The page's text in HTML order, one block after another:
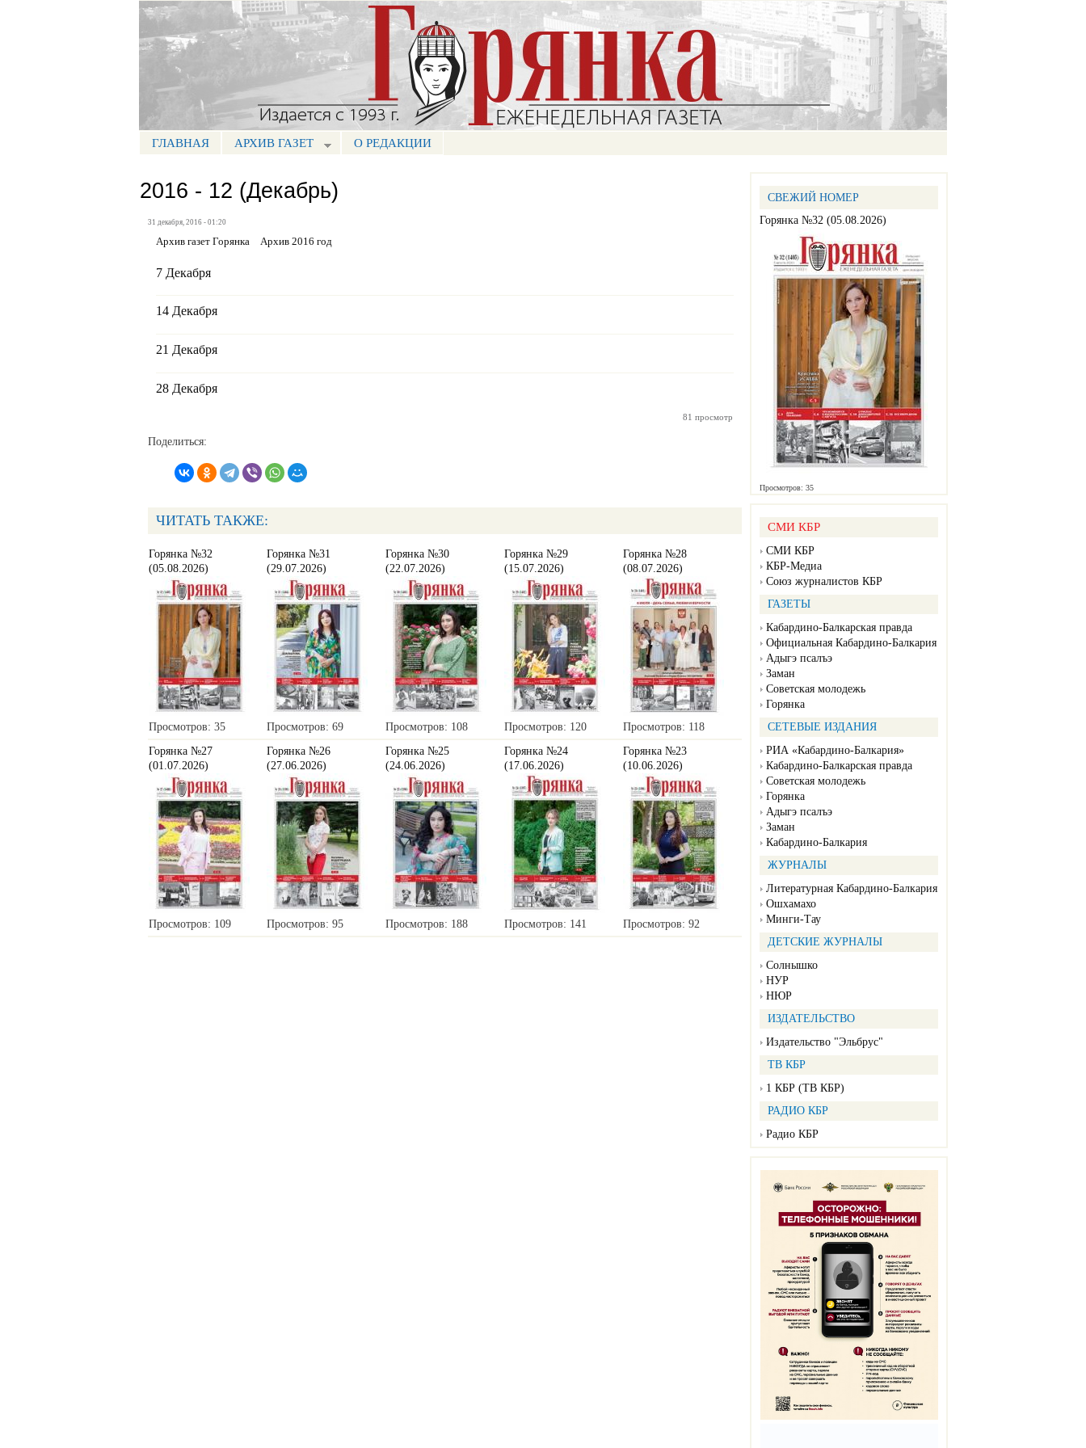
основному
содержанию
Портал СМИ КБР
МЕНЮ ГОРЯНКА
ГЛАВНАЯ АРХИВ ГАЗЕТ О РЕДАКЦИИ
СВЕЖИЙ НОМЕР
Горянка №32 (05.08.2026)
Просмотров: 35
СМИ КБР
СМИ КБР
КБР-Медиа
Союз журналистов КБР
ГАЗЕТЫ
Кабардино-Балкарская правда
Официальная Кабардино-Балкария
Адыгэ псалъэ
Заман
Советская молодежь
Горянка
СЕТЕВЫЕ ИЗДАНИЯ
РИА «Кабардино-Балкария»
Кабардино-Балкарская правда
Советская молодежь
Горянка
Адыгэ псалъэ
Заман
Кабардино-Балкария
ЖУРНАЛЫ
Литературная Кабардино-Балкария
Ошхамахо
Минги-Тау
ДЕТСКИЕ ЖУРНАЛЫ
Солнышко
НУР
НЮР
ИЗДАТЕЛЬСТВО
Издательство "Эльбрус"
ТВ КБР
1 КБР (ТВ КБР)
РАДИО КБР
Радио КБР
2016 - 12 (Декабрь)
31 декабря, 2016 - 01:20
Архив газет Горянка Архив 2016 год
7 Декабря
14 Декабря
21 Декабря
28 Декабря
81 просмотр
Поделиться:
ЧИТАТЬ ТАКЖЕ:
Горянка №32
(05.08.2026)
Просмотров: 35
Горянка №31
(29.07.2026)
Просмотров: 69
Горянка №30
(22.07.2026)
Просмотров: 108
Горянка №29
(15.07.2026)
Просмотров: 120
Горянка №28
(08.07.2026)
Просмотров: 118
Горянка №27
(01.07.2026)
Просмотров: 109
Горянка №26
(27.06.2026)
Просмотров: 95
Горянка №25
(24.06.2026)
Просмотров: 188
Горянка №24
(17.06.2026)
Просмотров: 141
Горянка №23
(10.06.2026)
Просмотров: 92